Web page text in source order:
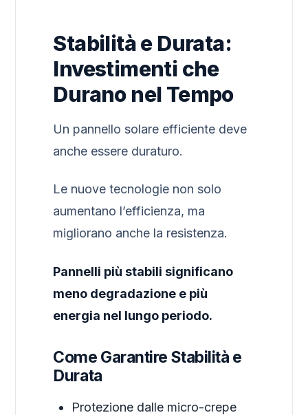
Stabilità e Durata:
Investimenti che
Durano nel Tempo
Un pannello solare efficiente deve
anche essere duraturo.
Le nuove tecnologie non solo
aumentano l’efficienza, ma
migliorano anche la resistenza.
Pannelli più stabili significano
meno degradazione e più
energia nel lungo periodo.
Come Garantire Stabilità e
Durata
Protezione dalle micro-crepe